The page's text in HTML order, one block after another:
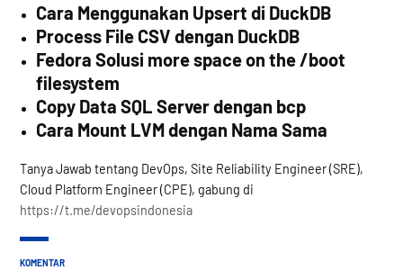
Cara Menggunakan Upsert di DuckDB
Process File CSV dengan DuckDB
Fedora Solusi more space on the /boot
filesystem
Copy Data SQL Server dengan bcp
Cara Mount LVM dengan Nama Sama
Tanya Jawab tentang DevOps, Site Reliability Engineer (SRE),
Cloud Platform Engineer (CPE), gabung di
https://t.me/devopsindonesia
KOMENTAR